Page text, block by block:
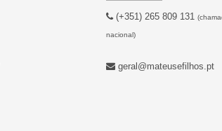
(+351) 265 809 131
nacional)
geral@mateusefilhos.pt